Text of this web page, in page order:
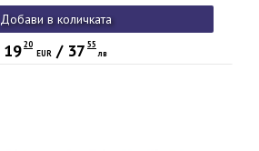
Добави в количката
1920
EUR / 37 55
лв